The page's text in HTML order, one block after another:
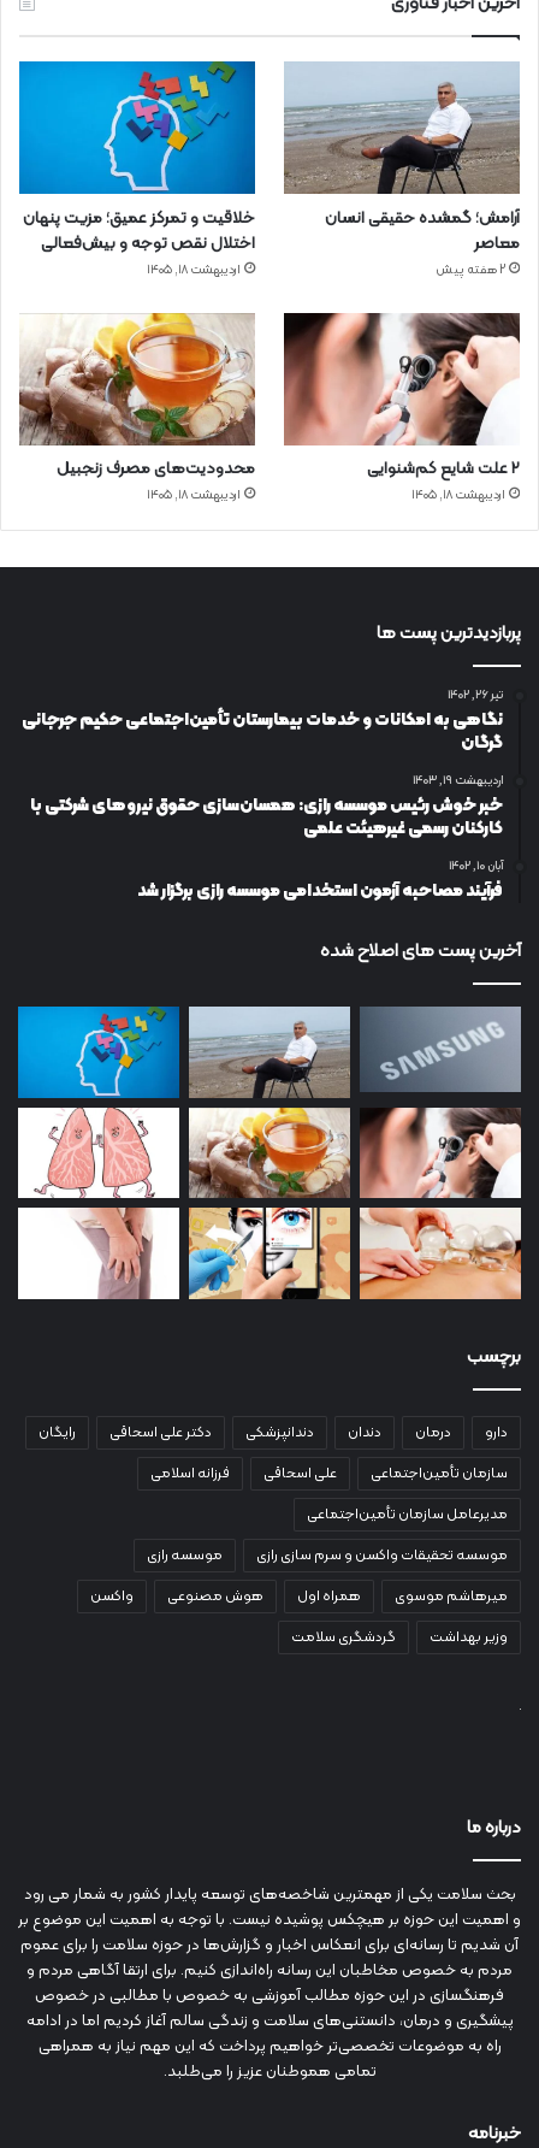
آرامش؛ گمشده حقیقی انسان
معاصر
2 هفته پیش
خلاقیت و تمرکز عمیق؛ مزیت پنهان
اختلال نقص توجه و بیش‌فعالی
اردیبهشت ۱۸, ۱۴۰۵
۲ علت شایع‌ کم‌شنوایی
اردیبهشت ۱۸, ۱۴۰۵
محدودیت‌های مصرف زنجبیل
اردیبهشت ۱۸, ۱۴۰۵
پربازدیدترین پست ها
تیر ۲۶, ۱۴۰۲
نگاهی به امکانات و خدمات بیمارستان تأمین‌اجتماعی حکیم جرجانی
گرگان
اردیبهشت ۱۹, ۱۴۰۳
خبر خوش رئیس موسسه رازی: همسان‌سازی حقوق نیروهای شرکتی با
کارکنان رسمی غیرهیئت علمی
آبان ۱۰, ۱۴۰۲
فرآیند مصاحبه آزمون استخدامی موسسه رازی برگزار شد
آخرین پست های اصلاح شده
برچسب
دارو درمان دندان دندانپزشکی دکتر علی اسحاقی
رایگان
سازمان تأمین‌اجتماعی
علی اسحاقی
فرزانه اسلامی
مدیرعامل سازمان تأمین‌اجتماعی
موسسه تحقیقات واکسن و سرم سازی رازی
موسسه رازی
میرهاشم موسوی
همراه اول هوش مصنوعی
واکسن
وزیر بهداشت
گردشگری سلامت
درباره ما
بحث سلامت یکی از مهمترین شاخصه‌های توسعه پایدار کشور به شمار می رود
و اهمیت این حوزه بر هیچکس پوشیده نیست. با توجه به اهمیت این موضوع بر
آن شدیم تا رسانه‌ای برای انعکاس اخبار و گزارش‌ها در حوزه سلامت را برای عموم
مردم به خصوص مخاطبان این رسانه راه‌اندازی کنیم. برای ارتقا آگاهی مردم و
فرهنگسازی در این حوزه مطالب آموزشی به خصوص با مطالبی در خصوص
پیشگیری و درمان، دانستنی‌های سلامت و زندگی سالم آغاز کردیم اما در ادامه
راه به موضوعات تخصصی‌تر خواهیم پرداخت که این مهم نیاز به همراهی
تمامی هموطنان عزیز را می‌طلبد.
خبرنامه